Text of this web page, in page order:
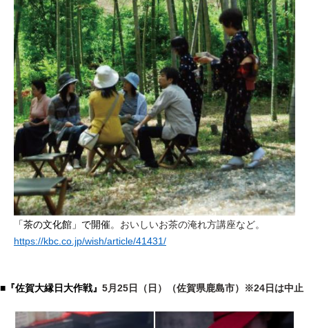
「茶の文化館」で開催。おいしいお茶の淹れ方講座など。
https://kbc.co.jp/wish/article/41431/
■『佐賀大縁日大作戦』 5月25日（日）（佐賀県鹿島市）※24日は中止